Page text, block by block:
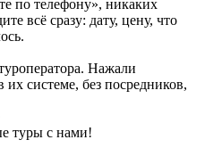
по телефону», никаких
всё сразу: дату, цену, что
Нажали
системе, без посредников,
туры с нами!